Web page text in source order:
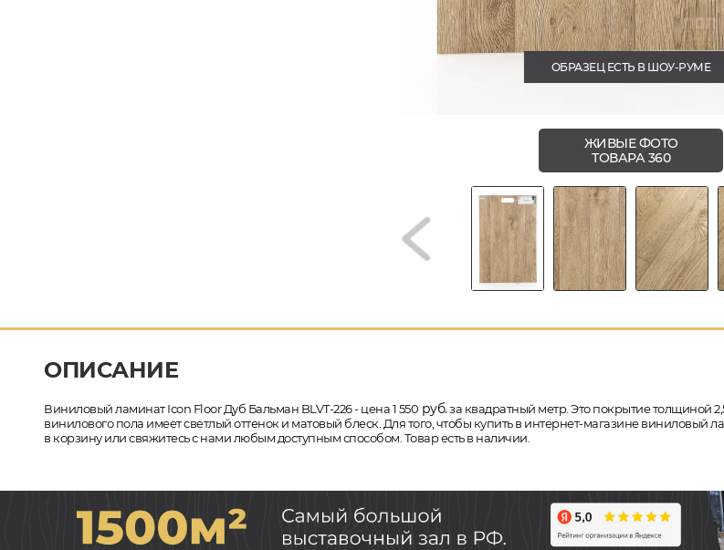
ОБРАЗЕЦ ЕСТЬ В ШОУ-РУМЕ
ЖИВЫЕ ФОТО
ТОВАРА 360
ОПИСАНИЕ
Виниловый ламинат Icon Floor Дуб Бальман BLVT-226 - цена 1 550 руб.за квадратный метр. Это покрытие толщиной
винилового пола имеет светлый оттенок и матовый блеск. Для того, чтобы купить в интернет-магазине виниловый
в корзину или свяжитесь с нами любым доступным способом. Товар есть в наличии.